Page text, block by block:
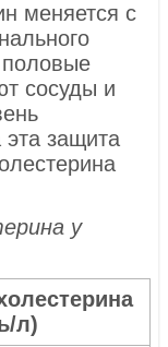
меняется с
сосуды и
защита
у
л)